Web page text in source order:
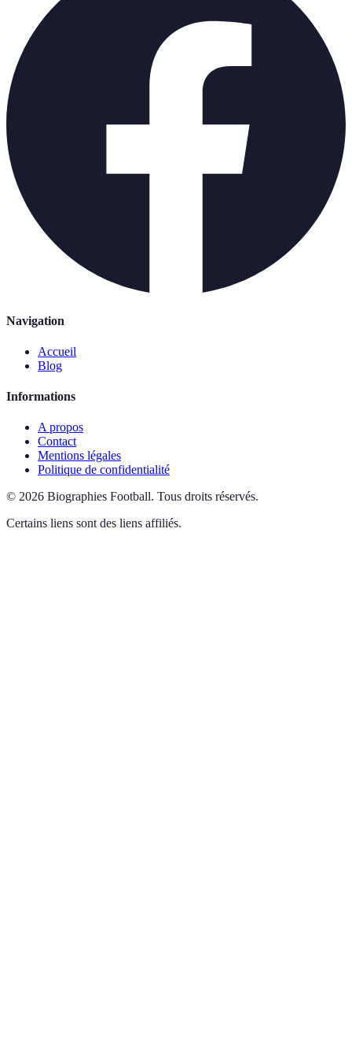
Navigation
Accueil
Blog
Informations
A propos
Contact
Mentions légales
Politique de confidentialité
© 2026 Biographies Football. Tous droits réservés.
Certains liens sont des liens affiliés.